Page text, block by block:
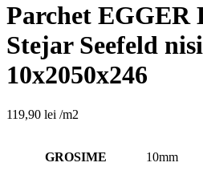
Parchet EGGER
Stejar Seefeld
10x2050x246
119,90 lei /m2
GROSIME 10mm